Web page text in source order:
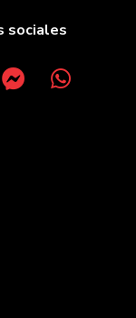
sociales